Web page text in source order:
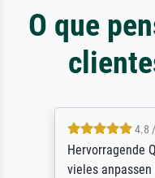
O que
4.8 / 5
Hervorragende
vieles anpassen